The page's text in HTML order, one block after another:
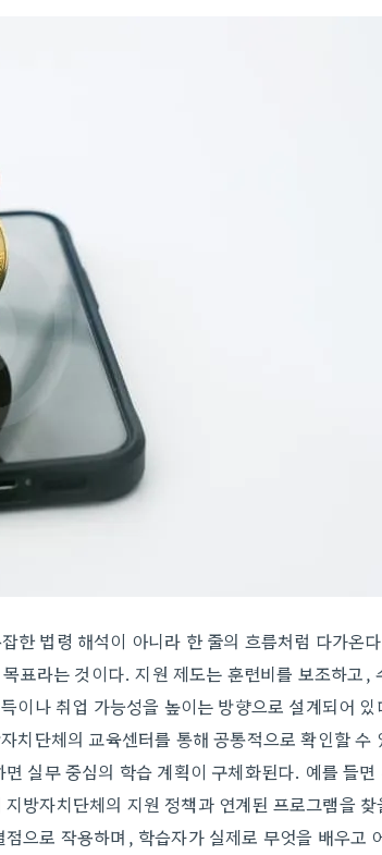
한 법령 해석이 아니라 한 줄의 흐름처럼 다가온
표라는 것이다. 지원 제도는 훈련비를 보조하고,
이나 취업 가능성을 높이는 방향으로 설계되어
치단체의 교육센터를 통해 공통적으로 확인할 수
실무 중심의 학습 계획이 구체화된다. 예를 들면
방자치단체의 지원 정책과 연계된 프로그램을
으로 작용하며, 학습자가 실제로 무엇을 배우고